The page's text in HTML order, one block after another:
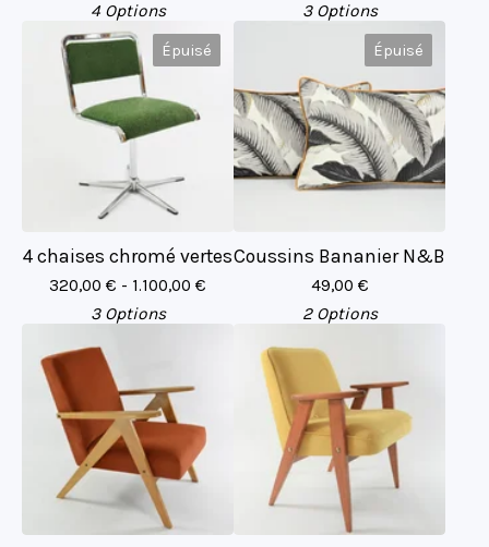
4 Options
3 Options
Épuisé
4 chaises chromé vertes
320,00 € - 1.100,00 €
3 Options
Épuisé
Coussins Bananier N&B
49,00 €
2 Options